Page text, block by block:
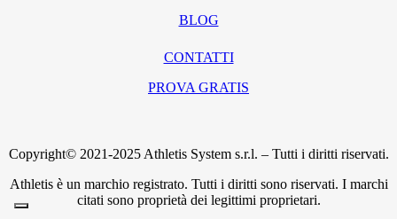
BLOG
CONTATTI
PROVA GRATIS
Copyright© 2021-2025 Athletis System s.r.l. – Tutti i diritti riservati.
Athletis è un marchio registrato. Tutti i diritti sono riservati. I marchi
citati sono proprietà dei legittimi proprietari.